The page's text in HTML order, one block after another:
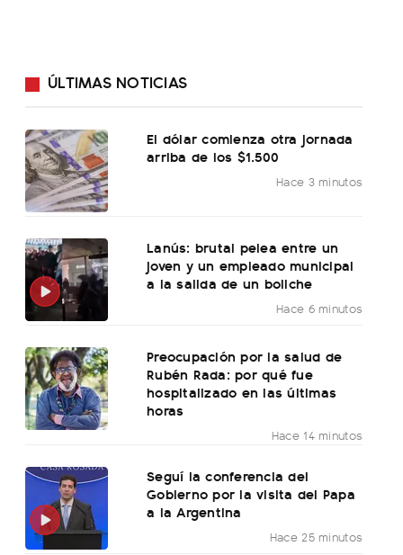
ÚLTIMAS NOTICIAS
El dólar comienza otra jornada
arriba de los $1.500
Hace 3 minutos
Lanús: brutal pelea entre un
joven y un empleado municipal
a la salida de un boliche
Hace 6 minutos
Preocupación por la salud de
Rubén Rada: por qué fue
hospitalizado en las últimas
horas
Hace 14 minutos
Seguí la conferencia del
Gobierno por la visita del Papa
a la Argentina
Hace 25 minutos